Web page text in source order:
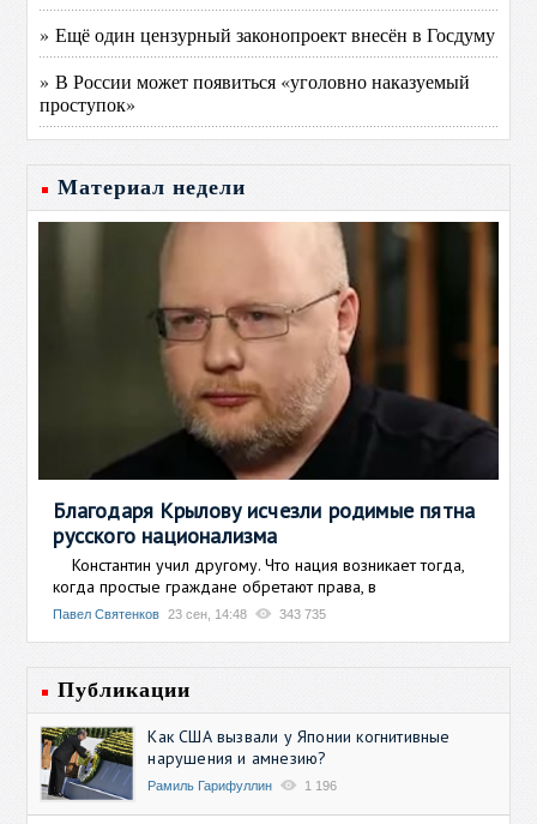
» Ещё один цензурный законопроект внесён в Госдуму
» В России может появиться «уголовно наказуемый
проступок»
Материал недели
Благодаря Крылову исчезли родимые пятна
русского национализма
Константин учил другому. Что нация возникает тогда,
когда простые граждане обретают права, в
Павел Святенков 23 сен, 14:48 343 735
Публикации
Как США вызвали у Японии когнитивные
нарушения и амнезию?
Рамиль Гарифуллин 1 196